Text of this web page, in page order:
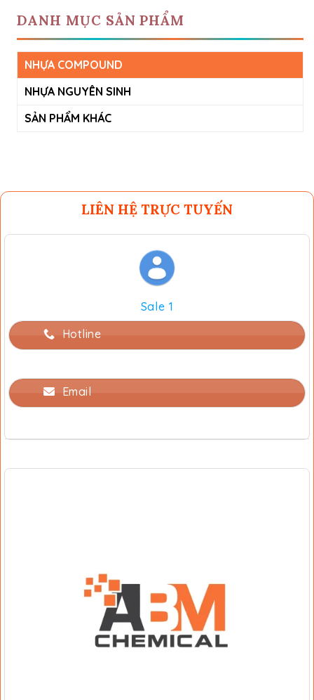
DANH MỤC SẢN PHẨM
NHỰA COMPOUND
NHỰA NGUYÊN SINH
SẢN PHẨM KHÁC
LIÊN HỆ TRỰC TUYẾN
Sale 1
Hotline
Email